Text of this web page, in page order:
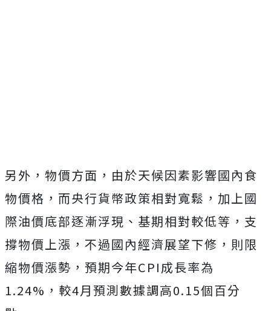
另外，物價方面，由於天候因素影響國內食
物價格，而央行貨幣政策相對寬鬆，加上國
際油價底部逐漸浮現、基期相對較低等，支
撐物價上漲，不過國內經濟展望下修，則限
縮物價漲勢，預期今年CPI成長率為
1.24%，較4月預測數據調高0.15個百分